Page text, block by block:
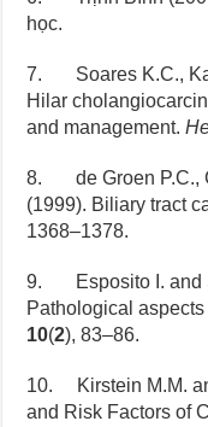
học.
7. Soares K.C.,
Hilar
and management.
8. de Groen P.C.,
(1999). Biliary tract
1368–1378.
9. Esposito I. and
Pathological
10(2), 83–86.
10. Kirstein M.M.
and Risk Factors of